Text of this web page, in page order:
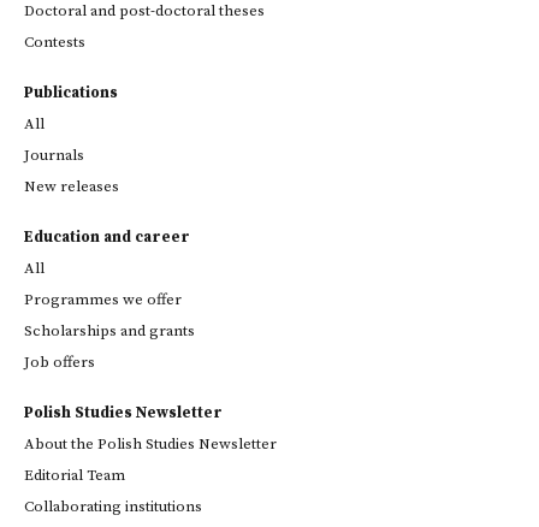
Doctoral and post-doctoral theses
Contests
Publications
All
Journals
New releases
Education and career
All
Programmes we offer
Scholarships and grants
Job offers
Polish Studies Newsletter
About the Polish Studies Newsletter
Editorial Team
Collaborating institutions